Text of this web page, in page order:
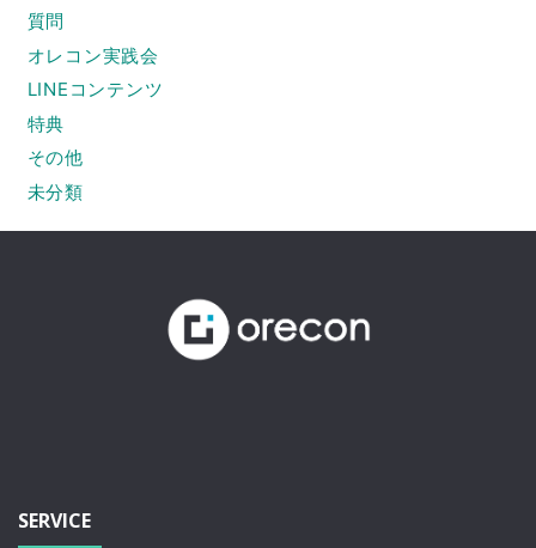
質問
オレコン実践会
LINEコンテンツ
特典
その他
未分類
SERVICE